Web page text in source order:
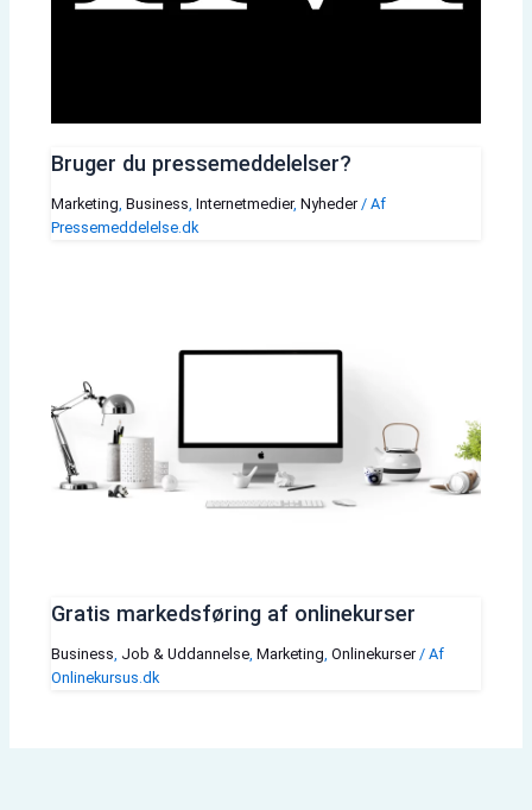
Bruger du pressemeddelelser?
Marketing Business Internetmedier, Nyheder/ Af
Pressemeddelelse.dk
Gratis markedsføring af onlinekurser
Business Job & Uddannelse, Marketing Onlinekurser/ Af
Onlinekursus.dk